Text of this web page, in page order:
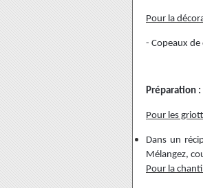
Pour la
- Copeaux de
Préparation :
Pour les
Dans un
Mélangez,
Pour la